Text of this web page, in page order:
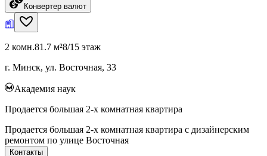
Конвертер валют
2 комн.81.7 м²8/15 этаж
г. Минск, ул. Восточная, 33
Академия наук
Продается большая 2-х комнатная квартира
Продается большая 2-х комнатная квартира с дизайнерским
ремонтом по улице Восточная
Контакты